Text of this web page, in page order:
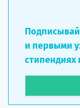
и первыми
стипендиях